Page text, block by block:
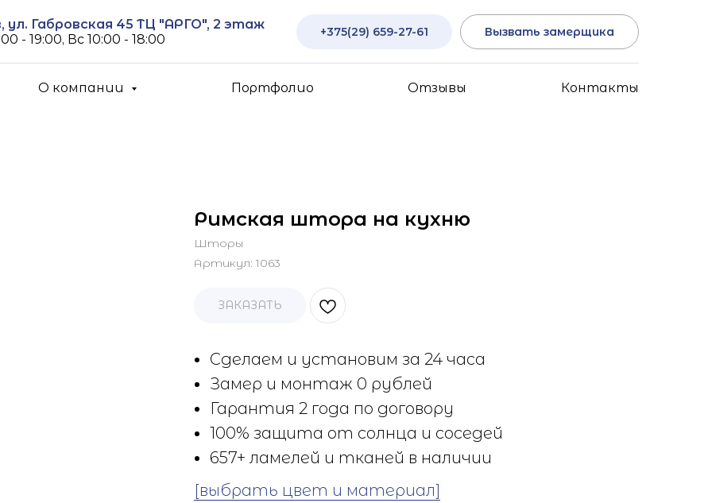
ул. Габровская 45 ТЦ "АРГО", 2 этаж
- 19:00, Вс 10:00 - 18:00
+375(29) 659-27-61 Вызвать замерщика
О компании Портфолио Отзывы Контакты
Римская штора на кухню
Шторы
Артикул: 1063
ЗАКАЗАТЬ
Сделаем и установим за 24 часа
Замер и монтаж 0 рублей
Гарантия 2 года по договору
100% защита от солнца и соседей
657+ ламелей и тканей в наличии
[выбрать цвет и материал]